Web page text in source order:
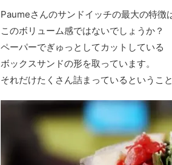
Paumeさんのサンドイッチの最大の特徴
このボリューム感ではないでしょうか？
ペーパーでぎゅっとしてカットしている
ボックスサンドの形を取っています。
それだけたくさん詰まっているというこ